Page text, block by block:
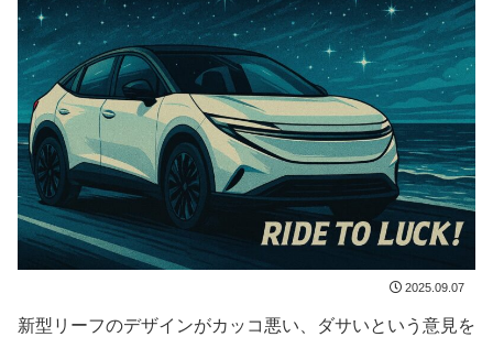
2025.09.07
新型リーフのデザインがカッコ悪い、ダサいという意見を